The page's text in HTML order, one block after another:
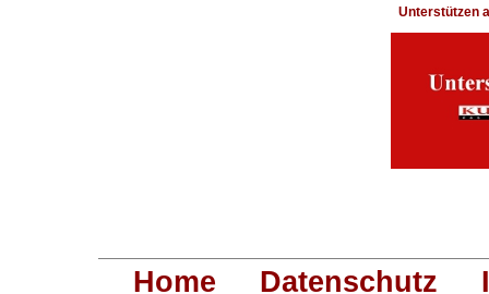
Unterstützen
Home Datenschutz